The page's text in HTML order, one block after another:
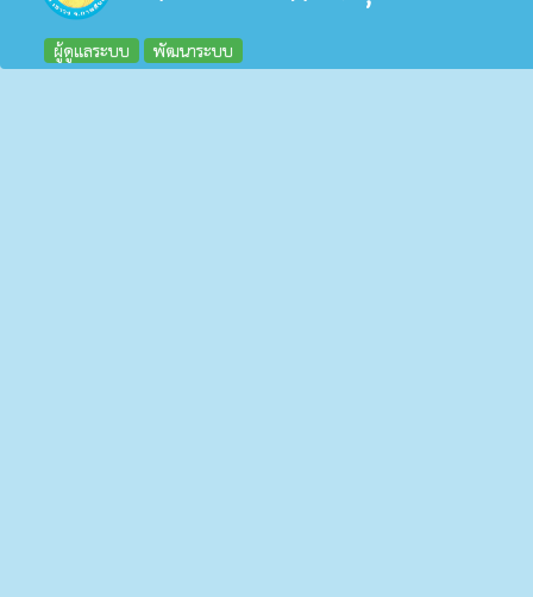
ผู้ดูแลระบบ พัฒนาระบบ